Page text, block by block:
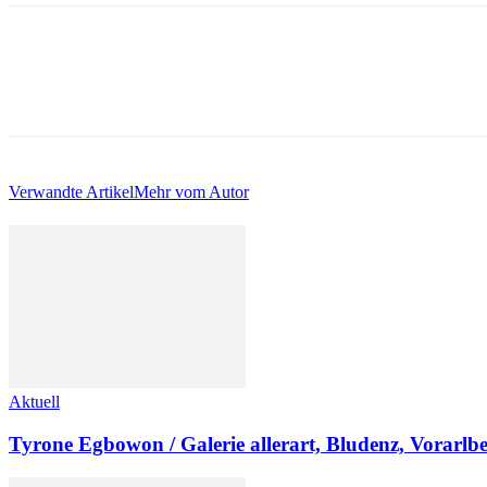
Verwandte ArtikelMehr vom Autor
Aktuell
Tyrone Egbowon / Galerie allerart, Bludenz,